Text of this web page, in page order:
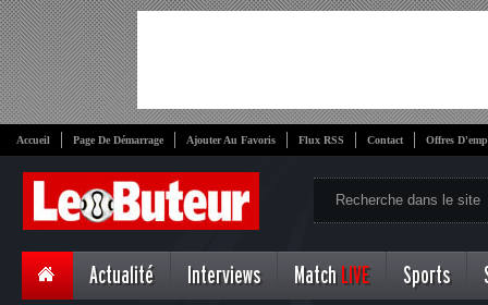
Accueil Page De Démarrage Ajouter Au Favoris Flux RSS Contact Offres
Actualité Interviews Match LIVE Sports